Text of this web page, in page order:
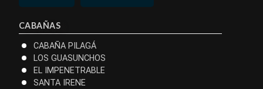
CABAÑAS
CABAÑA PILAGÁ
LOS GUASUNCHOS
EL IMPENETRABLE
SANTA IRENE